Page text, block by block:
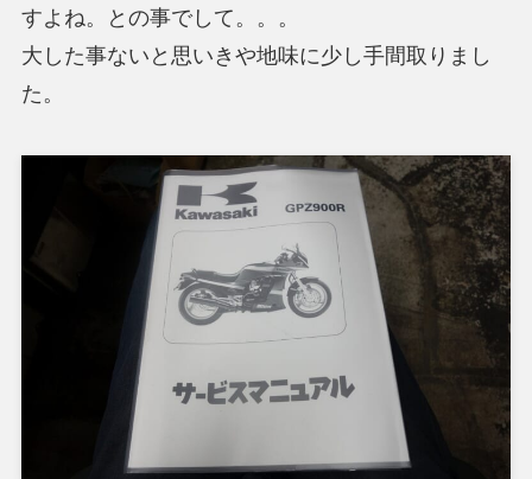
すよね。との事でして。。。
大した事ないと思いきや地味に少し手間取りまし
た。